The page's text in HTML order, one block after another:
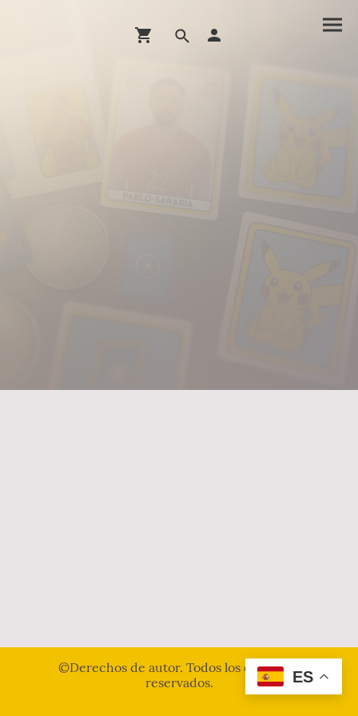
©Derechos de autor. Todos los derechos
reservados.
ES